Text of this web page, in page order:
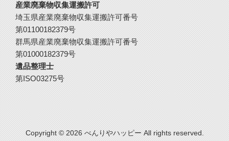
産業廃棄物収集運搬許可
埼玉県産業廃棄物収集運搬許可番号
第01100182379号
群馬県産業廃棄物収集運搬許可番号
第01000182379号
遺品整理士
第ISO03275号
Copyright © 2026 べんりやハッピー All rights reserved.